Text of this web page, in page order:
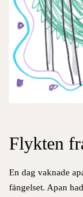
Flykten
En dag vaknade
fängelset. Apan